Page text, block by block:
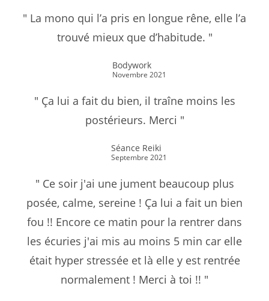
" La mono qui l’a pris en longue rêne, elle l’a
trouvé mieux que d’habitude. "
Bodywork
Novembre 2021
" Ça lui a fait du bien, il traîne moins les
postérieurs. Merci "
Séance Reiki
Septembre 2021
" Ce soir j'ai une jument beaucoup plus
posée, calme, sereine ! Ça lui a fait un bien
fou !! Encore ce matin pour la rentrer dans
les écuries j'ai mis au moins 5 min car elle
était hyper stressée et là elle y est rentrée
normalement ! Merci à toi !! "